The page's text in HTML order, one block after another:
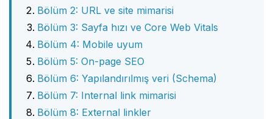
Bölüm 2: URL ve site mimarisi
Bölüm 3: Sayfa hızı ve Core Web Vitals
Bölüm 4: Mobile uyum
Bölüm 5: On-page SEO
Bölüm 6: Yapılandırılmış veri (Schema)
Bölüm 7: Internal link mimarisi
Bölüm 8: External linkler